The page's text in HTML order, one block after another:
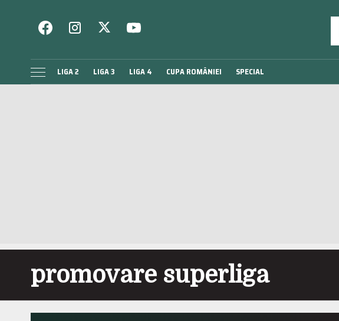
LIGA 2 LIGA 3 LIGA 4 CUPA ROMÂNIEI SPECIAL
promovare superliga